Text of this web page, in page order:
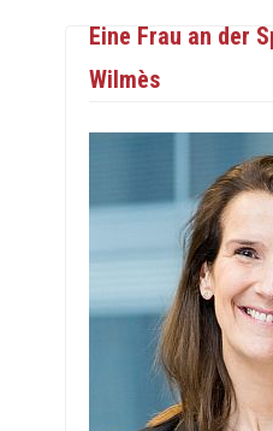
Eine Frau an der
Wilmès